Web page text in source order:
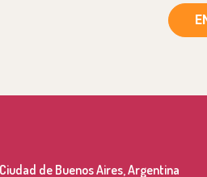
de Buenos Aires, Argentina